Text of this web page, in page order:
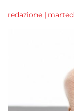
redazione |